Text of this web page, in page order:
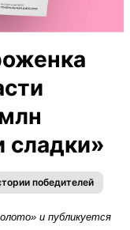
сладки»
победителей
и публикуется